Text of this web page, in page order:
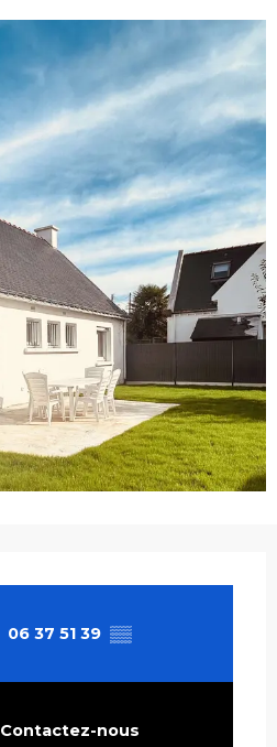
06 37 51 39 ▒▒
Contactez-nous